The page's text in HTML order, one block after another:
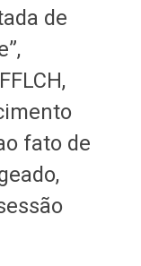
de
fato de